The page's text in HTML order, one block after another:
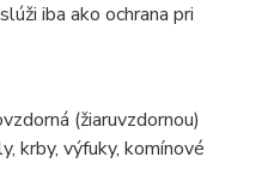
iba ako ochrana pri
(žiaruvzdornou)
krby, výfuky, komínové